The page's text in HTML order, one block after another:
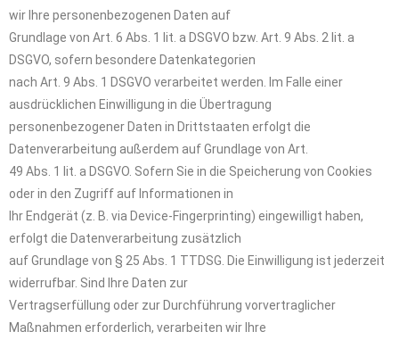
wir Ihre personenbezogenen Daten auf
Grundlage von Art. 6 Abs. 1 lit. a DSGVO bzw. Art. 9 Abs. 2 lit. a
DSGVO, sofern besondere Datenkategorien
nach Art. 9 Abs. 1 DSGVO verarbeitet werden. Im Falle einer
ausdrücklichen Einwilligung in die Übertragung
personenbezogener Daten in Drittstaaten erfolgt die
Datenverarbeitung außerdem auf Grundlage von Art.
49 Abs. 1 lit. a DSGVO. Sofern Sie in die Speicherung von Cookies
oder in den Zugriff auf Informationen in
Ihr Endgerät (z. B. via Device-Fingerprinting) eingewilligt haben,
erfolgt die Datenverarbeitung zusätzlich
auf Grundlage von § 25 Abs. 1 TTDSG. Die Einwilligung ist jederzeit
widerrufbar. Sind Ihre Daten zur
Vertragserfüllung oder zur Durchführung vorvertraglicher
Maßnahmen erforderlich, verarbeiten wir Ihre